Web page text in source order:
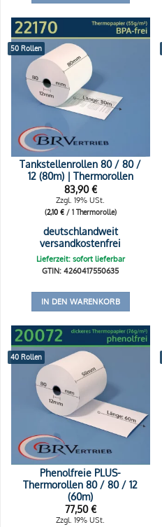
50 Rollen
Tankstellenrollen 80 / 80 /
12 (80m) | Thermorollen
83,90€
Zzgl. 19% USt.
(2,10 €/ 1 Thermorolle)
deutschlandweit
versandkostenfrei
Lieferzeit: sofort lieferbar
GTIN: 4260417550635
IN DEN WARENKORB
40 Rollen
Phenolfreie PLUS-
Thermorollen 80 / 80 / 12
(60m)
77,50€
Zzgl. 19% USt.